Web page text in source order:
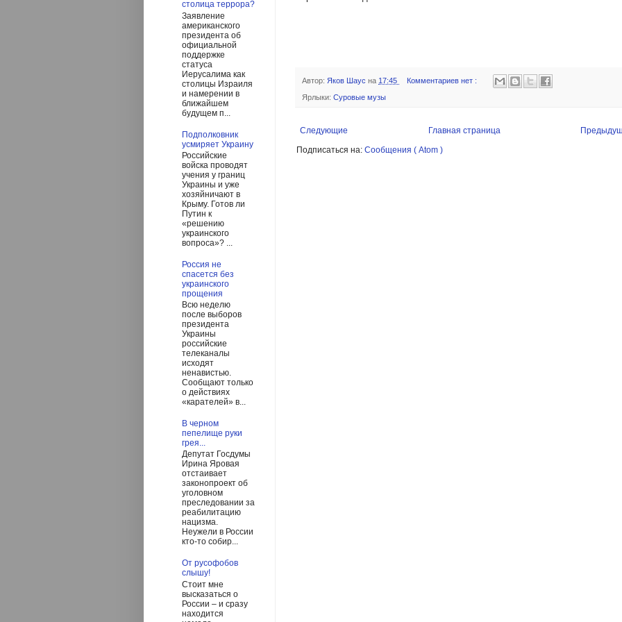
Автор: Яков Шаус на 17:45 Комментариев нет :
Ярлыки: Суровые музы
Следующие
Главная страница
Подписаться на: Сообщения ( Atom )
столица террора?
Заявление
американского
президента об
официальной
поддержке
статуса
Иерусалима как
столицы Израиля
и намерении в
ближайшем
будущем п...
Подполковник
усмиряет Украину
Российские
войска проводят
учения у границ
Украины и уже
хозяйничают в
Крыму. Готов ли
Путин к
«решению
украинского
вопроса»? ...
Россия не
спасется без
украинского
прощения
Всю неделю
после выборов
президента
Украины
российские
телеканалы
исходят
ненавистью.
Сообщают только
о действиях
«карателей» в...
В черном
пепелище руки
грея...
Депутат Госдумы
Ирина Яровая
отстаивает
законопроект об
уголовном
преследовании за
реабилитацию
нацизма.
Неужели в России
кто-то собир...
От русофобов
слышу!
Стоит мне
высказаться о
России – и сразу
находится